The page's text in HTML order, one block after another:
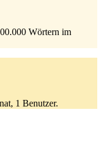
Wörtern im
1 Benutzer.